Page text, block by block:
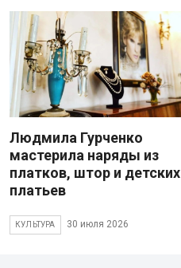
Людмила Гурченко
мастерила наряды из
платков, штор и детских
платьев
КУЛЬТУРА 30 июля 2026